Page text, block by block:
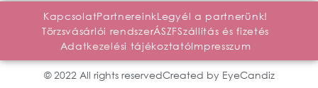
KapcsolatPartnereinkLegyél a partnerünk!
Törzsvásárlói rendszerÁSZFSzállítás és fizetés
Adatkezelési tájékoztatóImpresszum
© 2022 All rights reservedCreated by EyeCandiz